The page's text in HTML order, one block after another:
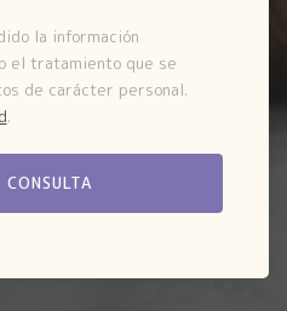
la información
el tratamiento que se
de carácter personal.
.